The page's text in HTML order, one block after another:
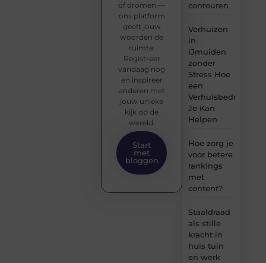
contouren
Verhuizen
in
IJmuiden
zonder
Stress Hoe
een
Verhuisbedrijf
Je Kan
Helpen
Hoe zorg je
voor betere
rankings
met
content?
Staaldraad
als stille
kracht in
huis tuin
en werk
of dromen —
ons platform
geeft jouw
woorden de
ruimte.
Registreer
vandaag nog
en inspireer
anderen met
jouw unieke
kijk op de
wereld.
Start
met
bloggen